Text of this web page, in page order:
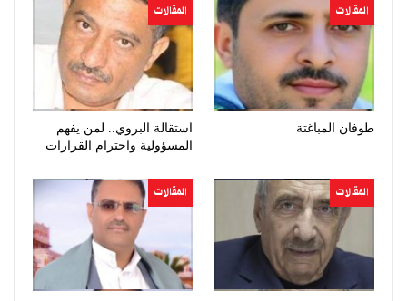
المقالات
طوفان المباغتة
المقالات
استقالة البروي.. لمن يفهم
المسؤولية واحترام القرارات
المقالات المقالات